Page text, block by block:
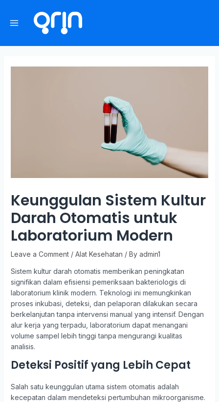
Keunggulan Sistem Kultur
Darah Otomatis untuk
Laboratorium Modern
Leave a Comment / Alat Kesehatan / By admin1
Sistem kultur darah otomatis memberikan peningkatan
signifikan dalam efisiensi pemeriksaan bakteriologis di
laboratorium klinik modern. Teknologi ini memungkinkan
proses inkubasi, deteksi, dan pelaporan dilakukan secara
berkelanjutan tanpa intervensi manual yang intensif. Dengan
alur kerja yang terpadu, laboratorium dapat menangani
volume sampel lebih tinggi tanpa mengurangi kualitas
analisis.
Deteksi Positif yang Lebih Cepat
Salah satu keunggulan utama sistem otomatis adalah
kecepatan dalam mendeteksi pertumbuhan mikroorganisme.